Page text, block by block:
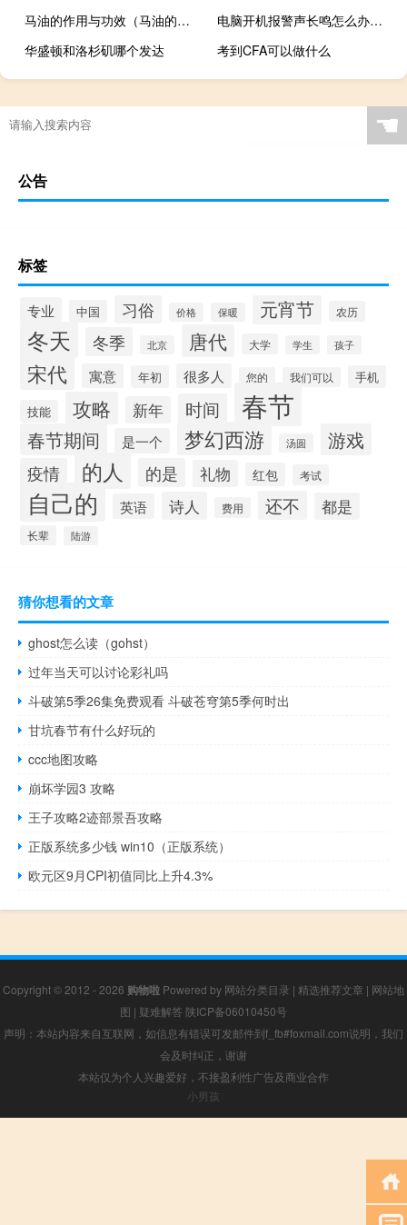
马油的作用与功效（马油的正确使用方法）
电脑开机报警声长鸣怎么办（电脑开机报警声）
华盛顿和洛杉矶哪个发达
考到CFA可以做什么
☚
公告
标签
专业 中国 习俗 价格 保暖 元宵节 农历
冬天 冬季 北京 唐代 大学 学生 孩子
宋代 寓意 年初 很多人 您的 我们可以
手机
技能
攻略 新年 时间 春节
春节期间 是一个 梦幻西游 汤圆 游戏
疫情 的人 的是 礼物 红包 考试
自己的 英语 诗人 费用 还不 都是
长辈 陆游
猜你想看的文章
ghost怎么读（gohst）
过年当天可以讨论彩礼吗
斗破第5季26集免费观看 斗破苍穹第5季何时出
甘坑春节有什么好玩的
ccc地图攻略
崩坏学园3 攻略
王子攻略2迹部景吾攻略
正版系统多少钱 win10（正版系统）
欧元区9月CPI初值同比上升4.3%
Copyright © 2012 - 2026 购物啦 Powered by 网站分类目录 | 精选推荐文章 | 网站地
图 | 疑难解答 陕ICP备06010450号
声明：本站内容来自互联网，如信息有错误可发邮件到f_fb#foxmail.com说明，我们
会及时纠正，谢谢
本站仅为个人兴趣爱好，不接盈利性广告及商业合作
小男孩